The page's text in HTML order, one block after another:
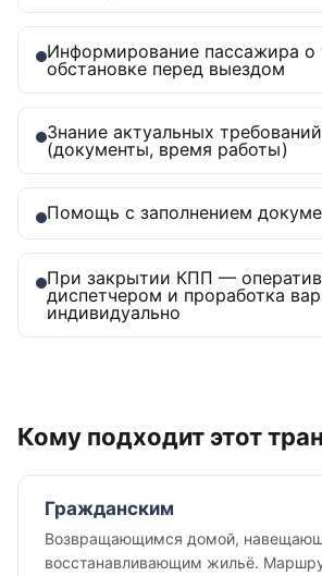
Информирование пассажира о
обстановке перед выездом
Знание актуальных
(документы, время работы)
Помощь с заполнением
При закрытии КПП —
диспетчером и проработка
индивидуально
Кому подходит этот
Гражданским
Возвращающимся домой,
восстанавливающим жильё.